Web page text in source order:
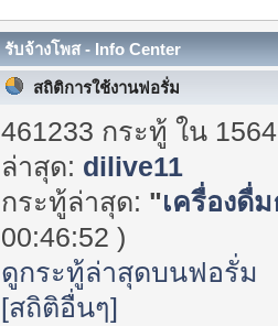
รับจ้างโพส - Info Center
สถิติการใช้งานฟอรั่ม
461233 กระทู้ ใน
ล่าสุด: dilive11
กระทู้ล่าสุด: "เครื่องดื่
00:46:52 )
ดูกระทู้ล่าสุดบนฟอรั่ม
[สถิติอื่นๆ]